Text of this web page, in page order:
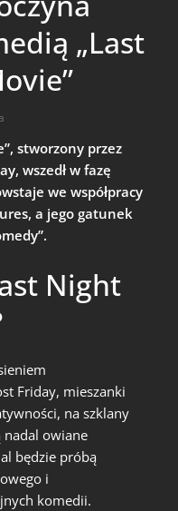
„Last
stworzony przez
wszedł w fazę
we współpracy
a jego gatunek
Night
Friday, mieszanki
na szklany
nadal owiane
będzie próbą
i
komedii.